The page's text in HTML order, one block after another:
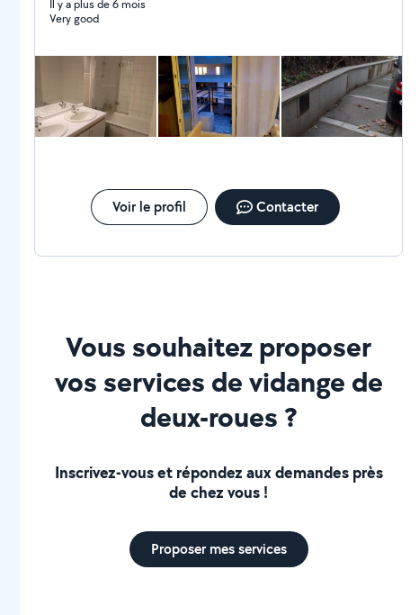
très bientôt
Il y a plus de 6 mois
Very good
Voir le profil Contacter
Vous souhaitez proposer
vos services de vidange de
deux-roues ?
Inscrivez-vous et répondez aux demandes près
de chez vous !
Proposer mes services